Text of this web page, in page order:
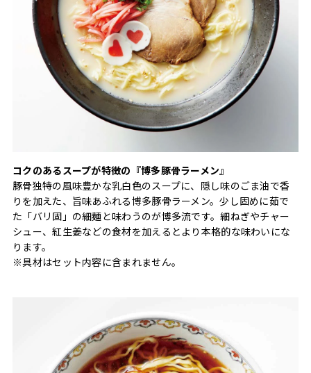
コクのあるスープが特徴の『博多豚骨ラーメン』
豚骨独特の風味豊かな乳白色のスープに、隠し味のごま油で香
りを加えた、旨味あふれる博多豚骨ラーメン。少し固めに茹で
た「バリ固」の細麺と味わうのが博多流です。細ねぎやチャー
シュー、紅生姜などの食材を加えるとより本格的な味わいにな
ります。
※具材はセット内容に含まれません。